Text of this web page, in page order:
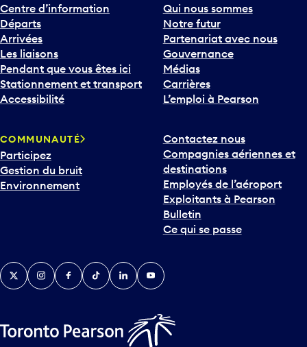
Centre d’information
Départs
Arrivées
Les liaisons
Pendant que vous êtes ici
Stationnement et transport
Accessibilité
Qui nous sommes
Notre futur
Partenariat avec nous
Gouvernance
Médias
Carrières
L’emploi à Pearson
COMMUNAUTÉ
Participez
Gestion du bruit
Environnement
Contactez nous
Compagnies aériennes et
destinations
Employés de l’aéroport
Exploitants à Pearson
Bulletin
Ce qui se passe
TwitterInstagramFacebook
TikTokLinkedInYouTube